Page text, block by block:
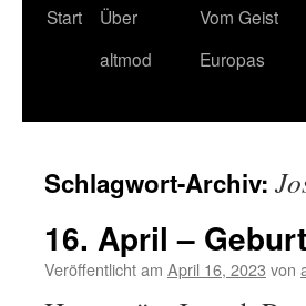
Start
Über
altmod
Vom Geist
Europas
Schlagwort-Archiv:
16. April –
Veröffentlicht am April 16, 2023 von